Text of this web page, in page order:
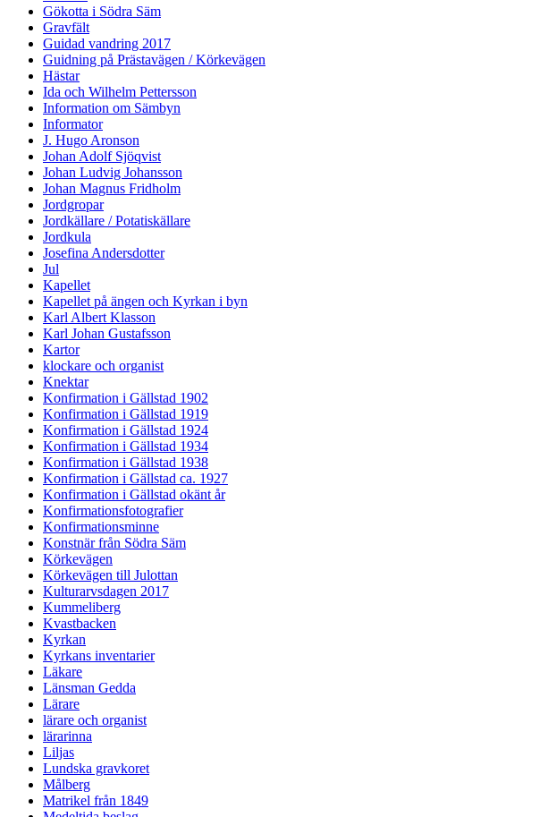
Gökotta i Södra Säm
Gravfält
Guidad vandring 2017
Guidning på Prästavägen / Körkevägen
Hästar
Ida och Wilhelm Pettersson
Information om Sämbyn
Informator
J. Hugo Aronson
Johan Adolf Sjöqvist
Johan Ludvig Johansson
Johan Magnus Fridholm
Jordgropar
Jordkällare / Potatiskällare
Jordkula
Josefina Andersdotter
Jul
Kapellet
Kapellet på ängen och Kyrkan i byn
Karl Albert Klasson
Karl Johan Gustafsson
Kartor
klockare och organist
Knektar
Konfirmation i Gällstad 1902
Konfirmation i Gällstad 1919
Konfirmation i Gällstad 1924
Konfirmation i Gällstad 1934
Konfirmation i Gällstad 1938
Konfirmation i Gällstad ca. 1927
Konfirmation i Gällstad okänt år
Konfirmationsfotografier
Konfirmationsminne
Konstnär från Södra Säm
Körkevägen
Körkevägen till Julottan
Kulturarvsdagen 2017
Kummeliberg
Kvastbacken
Kyrkan
Kyrkans inventarier
Läkare
Länsman Gedda
Lärare
lärare och organist
lärarinna
Liljas
Lundska gravkoret
Målberg
Matrikel från 1849